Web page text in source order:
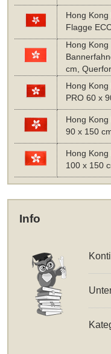
Hong
Flagge
Hong Kong
cm,
Hong
PRO 60 x
Hong
90 x 150
Hong
100 x 150
Info